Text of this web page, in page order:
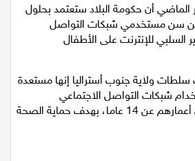
الماضي أن حكومة البلاد ستعتمد بحلول
من سن مستخدمي شبكات التواصل
السلبي للإنترنت على الأطفال
ولاية جنوب أستراليا إنها مستعدة
شبكات التواصل الاجتماعي
للمستخدمين الذين تقل أعمارهم عن 14 عاما، بهدف حماية الصحة